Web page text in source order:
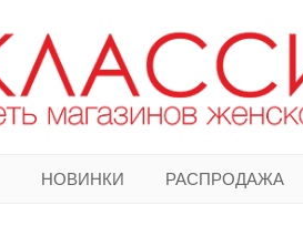
НОВИНКИ РАСПРОДАЖА